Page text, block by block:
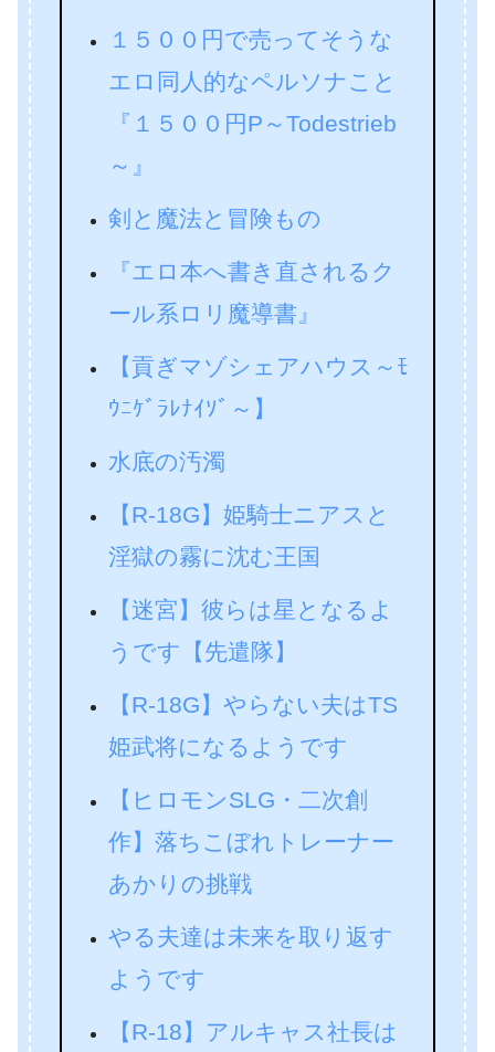
１５００円で売ってそうな
エロ同人的なペルソナこと
『１５００円P～Todestrieb
～』
剣と魔法と冒険もの
『エロ本へ書き直されるク
ール系ロリ魔導書』
【貢ぎマゾシェアハウス～ﾓ
ｳﾆｹﾞﾗﾚﾅｲｿﾞ～】
水底の汚濁
【R-18G】姫騎士ニアスと
淫獄の霧に沈む王国
【迷宮】彼らは星となるよ
うです【先遣隊】
【R-18G】やらない夫はTS
姫武将になるようです
【ヒロモンSLG・二次創
作】落ちこぼれトレーナー
あかりの挑戦
やる夫達は未来を取り返す
ようです
【R-18】アルキャス社長は